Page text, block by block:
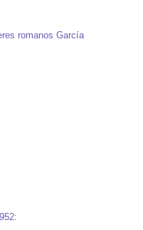
romanos García